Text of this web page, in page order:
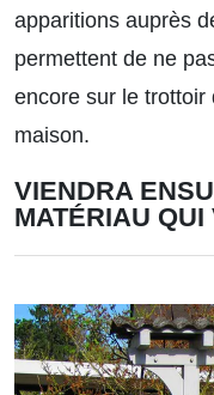
apparitions auprès
permettent de ne
encore sur le trottoir
maison.
VIENDRA
MATÉRIAU